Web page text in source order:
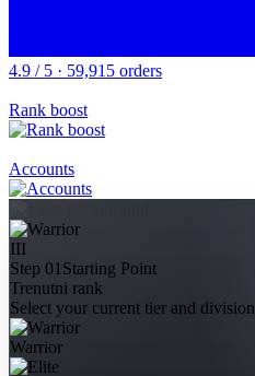
4.9 / 5 · 59,915 orders
Rank boost
Accounts
III
Step 01 Starting Point
Trenutni rank
Select your current tier and division
Warrior